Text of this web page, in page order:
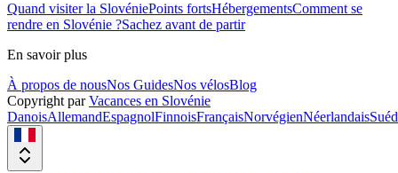
Quand visiter la SlovéniePoints fortsHébergementsComment se
rendre en Slovénie ?Sachez avant de partir
En savoir plus
À propos de nousNos GuidesNos vélosBlog
Copyright par Vacances en Slovénie
DanoisAllemandEspagnolFinnoisFrançaisNorvégienNéerlandais